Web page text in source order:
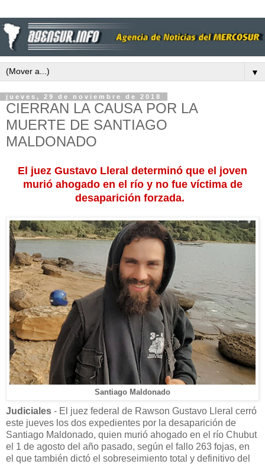
▼
jueves, 29 de noviembre de 2018
CIERRAN LA CAUSA POR LA
MUERTE DE SANTIAGO
MALDONADO
El juez Gustavo Lleral determinó que el joven
murió ahogado en el río y no fue víctima de
desaparición forzada.
Santiago Maldonado
Judiciales - El juez federal de Rawson Gustavo Lleral cerró
este jueves los dos expedientes por la desaparición de
Santiago Maldonado, quien murió ahogado en el río Chubut
el 1 de agosto del año pasado, según el fallo 263 fojas, en
el que también dictó el sobreseimiento total y definitivo del